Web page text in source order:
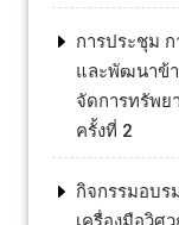
การประชุม ก
และพัฒนาข้า
จัดการทรัพย
ครั้งที่ 2
กิจกรรมอบร